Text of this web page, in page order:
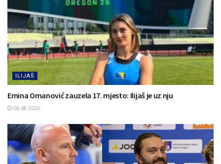
ILIJAŠ
Emina Omanović zauzela 17. mjesto: Ilijaš je uz nju
06.08.2026.